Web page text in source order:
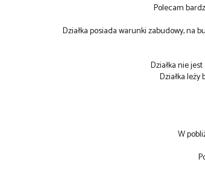
Polecam
Działka posiada warunki zabudowy, na
Działka nie
Działka
W